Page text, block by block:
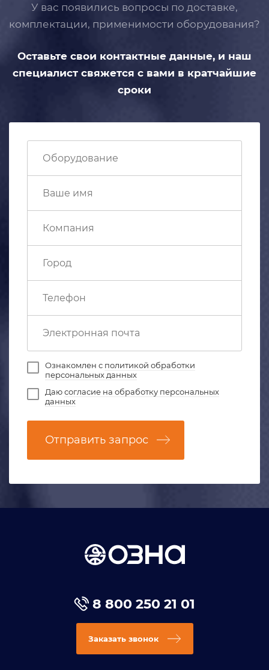
У вас появились вопросы по доставке,
комплектации, применимости оборудования?
Оставьте свои контактные данные, и наш
специалист свяжется с вами в кратчайшие
сроки
Ознакомлен с политикой обработки
персональных данных
Даюсогласие на обработку персональных
данных
Отправить запрос
8 800 250 21 01
Заказать звонок